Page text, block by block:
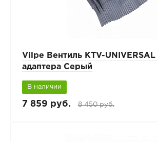
Vilpe Вентиль KTV-
адаптера Серый
В наличии
7 859 руб. 8 450 руб.